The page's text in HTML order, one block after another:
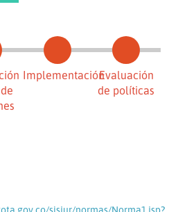
ImplementaciónEvaluación
de políticas
sisjur/normas/Norma1.jsp?